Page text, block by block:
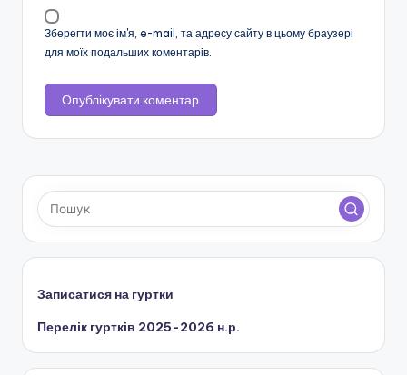
о
л
а
н
о
ї
р
д
Зберегти моє ім'я, e-mail, та адресу сайту в цьому браузері
для моїх подальших коментарів.
Записатися на гуртки
Перелік гуртків 2025-2026 н.р.